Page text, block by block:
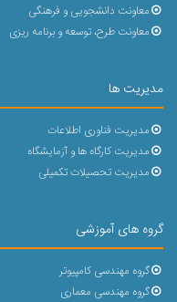
معاونت دانشجویی و فرهنگی
معاونت طرح، توسعه و برنامه ریزی
مدیریت ها
مدیریت فناوری اطلاعات
مدیریت کارگاه ها و آزمایشگاه
مدیریت تحصیلات تکمیلی
گروه های آموزشی
گروه مهندسی کامپیوتر
گروه مهندسی معماری